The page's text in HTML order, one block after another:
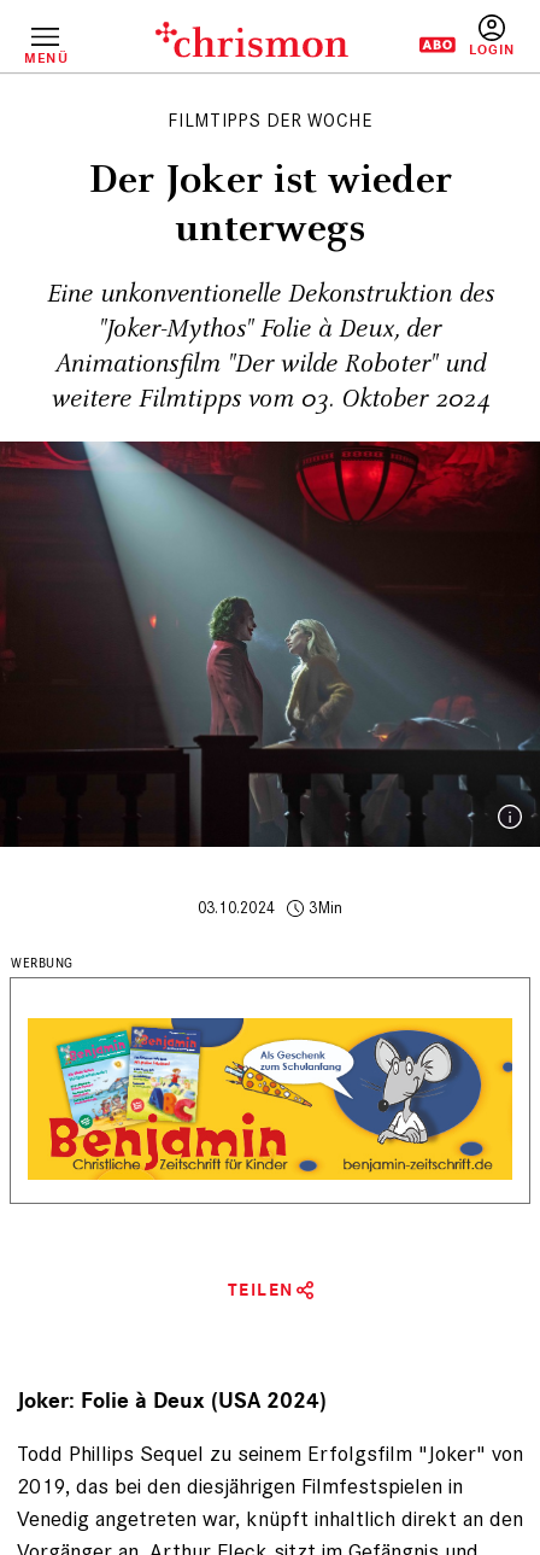
InhaltMENÜ
FILMTIPPS DER WOCHE
Der Joker ist wieder
unterwegs
Eine unkonventionelle Dekonstruktion des
"Joker-Mythos" Folie à Deux, der
Animationsfilm "Der wilde Roboter" und
weitere Filmtipps vom 03. Oktober 2024
03.10.2024 3Min
TEILEN
Joker: Folie à Deux (USA 2024)
Todd Phillips Sequel zu seinem Erfolgsfilm "Joker" von
2019, das bei den diesjährigen Filmfestspielen in
Venedig angetreten war, knüpft inhaltlich direkt an den